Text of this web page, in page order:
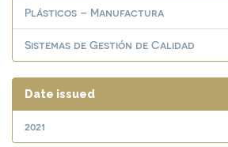
Plásticos – Manufactura
Sistemas de Gestión de Calidad
Date issued
2021